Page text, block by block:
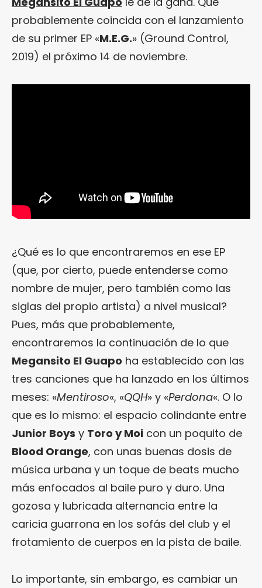
probablemente coincida con el lanzamiento
de su primer EP «M.E.G.» (Ground Control,
2019) el próximo 14 de noviembre.
¿Qué es lo que encontraremos en ese EP
(que, por cierto, puede entenderse como
nombre de mujer, pero también como las
siglas del propio artista) a nivel musical?
Pues, más que probablemente,
encontraremos la continuación de lo que
Megansito El Guapo ha establecido con las
tres canciones que ha lanzado en los últimos
meses: «Mentiroso«, «QQH» y «Perdona«. O lo
que es lo mismo: el espacio colindante entre
Junior Boys y Toro y Moi con un poquito de
Blood Orange, con unas buenas dosis de
música urbana y un toque de beats mucho
más enfocados al baile puro y duro. Una
gozosa y lubricada alternancia entre la
caricia guarrona en los sofás del club y el
frotamiento de cuerpos en la pista de baile.
Lo importante, sin embargo, es cambiar un